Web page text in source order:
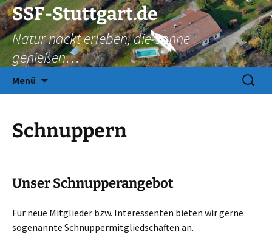
Zum
Inhalt
springen
SSF-Stuttgart.de
Natur nackt erleben, die Sonne
genießen…
Menü
Suchen
nach:
Schnuppern
Unser Schnupperangebot
Für neue Mitglieder bzw. Interessenten bieten wir gerne
sogenannte Schnuppermitgliedschaften an.